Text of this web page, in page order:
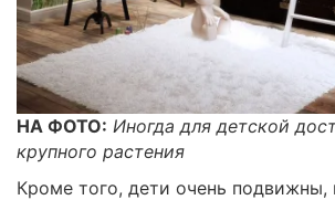
НА ФОТО: Иногда для детской
крупного растения
Кроме того, дети очень подвижны,